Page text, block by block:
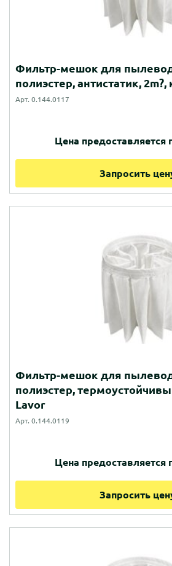
Фильтр-мешок для
полиэстер, антистатик, 2m?,
Арт. 0.144.0117
Цена предоставляется
Запросить
Фильтр-мешок для
полиэстер,
Lavor
Арт. 0.144.0119
Цена предоставляется
Запросить